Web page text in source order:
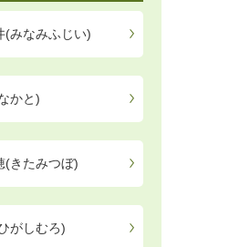
(みなみふじい)
かと)
(きたみつぼ)
がしむろ)